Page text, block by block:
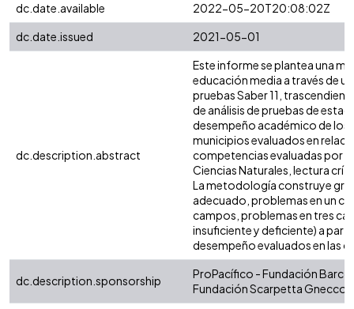
dc.date.available
2022-05-20T20:08:02Z
dc.date.issued
2021-05-01
dc.description.abstract
Este informe se plantea una
educación media a través de
pruebas Saber 11,
de análisis de pruebas de
desempeño académico de los
municipios evaluados en
competencias evaluadas por
Ciencias Naturales, lectura
La metodología construye
adecuado, problemas en un
campos, problemas en tres
insuficiente y deficiente) a
desempeño evaluados en las
dc.description.sponsorship
ProPacífico - Fundación
Fundación Scarpetta Gnecco